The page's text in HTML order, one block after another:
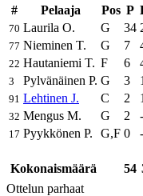
# Pelaaja Pos P
70 Laurila O. G 34
77 Nieminen T. G 7
22 Hautaniemi T. F 6
3 Pylvänäinen P. G 3 1
91 Lehtinen J. C 2 1
32 Mengus M. G 2 -
17 Pyykkönen P. G,F 0 -
Kokonaismäärä 54
Ottelun parhaat